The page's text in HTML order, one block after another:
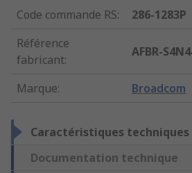
Code commande RS:
286-1283P
Référence
fabricant:
AFBR-
Marque: Broadcom
Caractéristiques techniques
Documentation technique